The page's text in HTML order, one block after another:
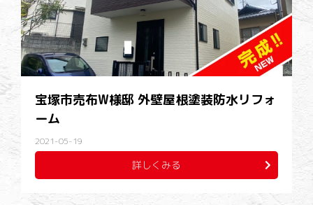
宝塚市売布W様邸 外壁屋根塗装防水リフォ
ーム
2021-05-19
詳しくみる